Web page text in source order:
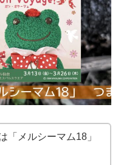
「メルシーマム18」